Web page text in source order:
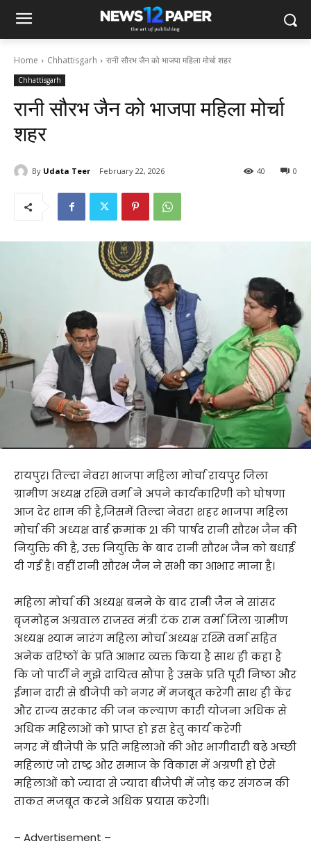
Home Chhattisgarh रानी सौरभ जैन को भाजपा महिला मोर्चा शहर
Chhattisgarh
रानी सौरभ जैन को भाजपा महिला मोर्चा
शहर
By Udata Teer February 22, 2026 0
40
रायपुर। तिल्दा नेवरा भाजपा महिला मोर्चा रायपुर जिला
ग्रामीण अध्यक्ष रश्मि वर्मा ने अपने कार्यकारिणी को घोषणा
आज देर शाम की है,जिसमें तिल्दा नेवरा शहर भाजपा महिला
मोर्चा की अध्यक्ष वार्ड क्रमांक 21 की पार्षद रानी सौरभ जैन की
नियुक्ति की है, उक्त नियुक्ति के बाद रानी सौरभ जैन को बधाई
दी गई है। वहीं रानी सौरभ जैन ने सभी का आभार माना है।
महिला मोर्चा की अध्यक्ष बनने के बाद रानी जैन ने सांसद
बृजमोहन अग्रवाल राजस्व मंत्री टंक राम वर्मा जिला ग्रामीण
अध्यक्ष श्याम नारंग महिला मोर्चा अध्यक्ष रश्मि वर्मा सहित
अनेक वरिष्ठों के प्रति आभार व्यक्त किया है साथ ही कहा है
कि जो पार्टी ने मुझे दायित्व सौंपा है उसके प्रति पूरी निष्ठा और
ईमान दारी से बीजेपी को नगर में मजबूत करेगी साथ ही केंद्र
और राज्य सरकार की जन कल्याण कारी योजना अधिक से
अधिक महिलाओं को प्राप्त हो इस हेतु कार्य करेगी
नगर में बीजेपी के प्रति महिलाओं की ओर भागीदारी बढ़े अच्छी
महिलाएं जो राष्ट्र ओर समाज के विकास में अग्रणी हो ऐसे
महिलाओं को ज्यादा से ज्यादा बीजेपी में जोड़ कर संगठन की
ताकत मजबूत करने अधिक प्रयास करेगी।
– Advertisement –